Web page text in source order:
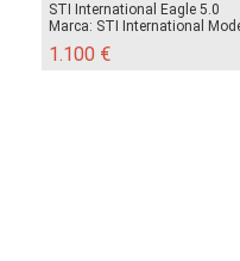
STI International Eagle 5.0
Marca: STI International
1.100 €